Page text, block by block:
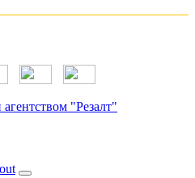
агентством "Резалт"